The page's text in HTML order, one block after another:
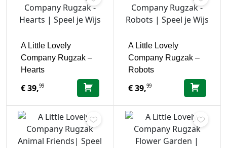
A Little Lovely
Company Rugzak –
Hearts
€39,99
A Little Lovely
Company Rugzak –
Robots
€39,99